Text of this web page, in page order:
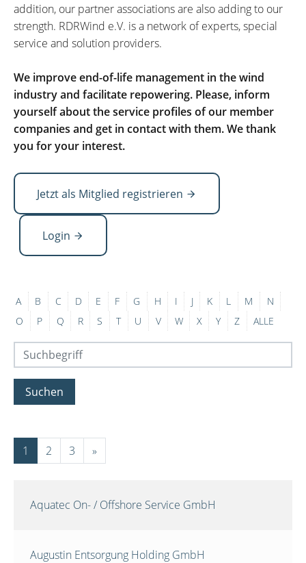
addition, our partner associations are also adding to our
strength. RDRWind e.V. is a network of experts, special
service and solution providers.
We improve end-of-life management in the wind
industry and facilitate repowering. Please, inform
yourself about the service profiles of our member
companies and get in contact with them. We thank
you for your interest.
Jetzt als Mitglied registrieren
Login
A B C D E F G H I J K L M
N
O
P Q R S T U V W X Y Z ALLE
Suchen
1 2 3 »
Aquatec On- / Offshore Service GmbH
Augustin Entsorgung Holding GmbH